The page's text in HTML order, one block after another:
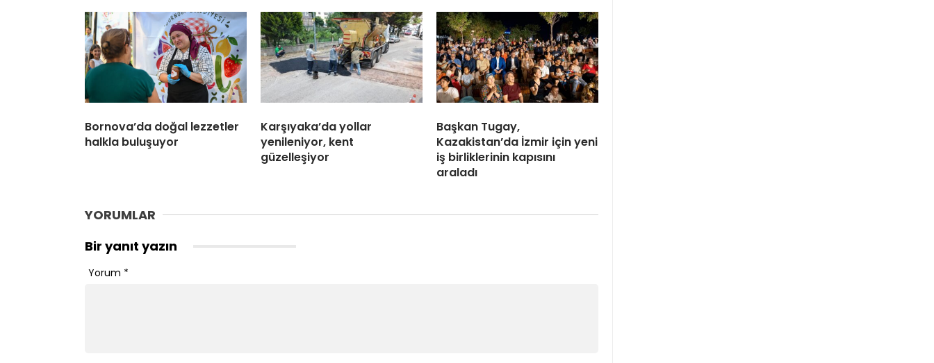
Bornova’da doğal lezzetler
halkla buluşuyor
Karşıyaka’da yollar
yenileniyor, kent
güzelleşiyor
Başkan Tugay,
Kazakistan’da İzmir için yeni
iş birliklerinin kapısını
araladı
YORUMLAR
Bir yanıt yazın
Yorum *